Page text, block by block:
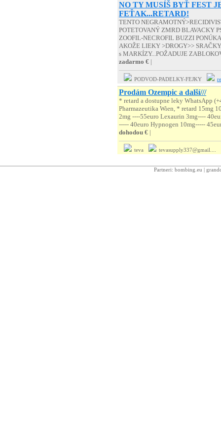
NO TY MUSÍŠ BYŤ FEST
FEŤAK...RETARD!
TENTO
POTETOVANÝ ZMRD BLAVACKY
ZOOFIL-NECROFIL BUZZI
AKOŽE LIEKY >DROGY>>
s MARKÍZY...POŽADUJE
zadarmo € |
PODVOD-PADELKY-FEJKY
Prodám Ozempic a další///
* retard a dostupne leky WhatsApp
Pharmazeutika Wien, * retard 15mg
2mg ----55euro Lexaurin 3mg----
----- 40euro Hypnogen 10mg-----
dohodou € |
teva tevasupply337@gmail....
Partneri: bombing.eu |